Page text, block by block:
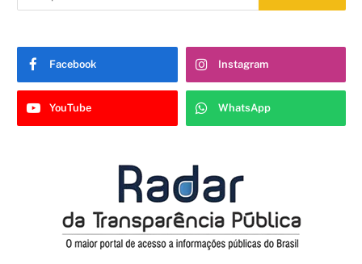
Facebook Instagram
YouTube WhatsApp